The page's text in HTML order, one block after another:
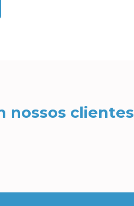
nossos clientes